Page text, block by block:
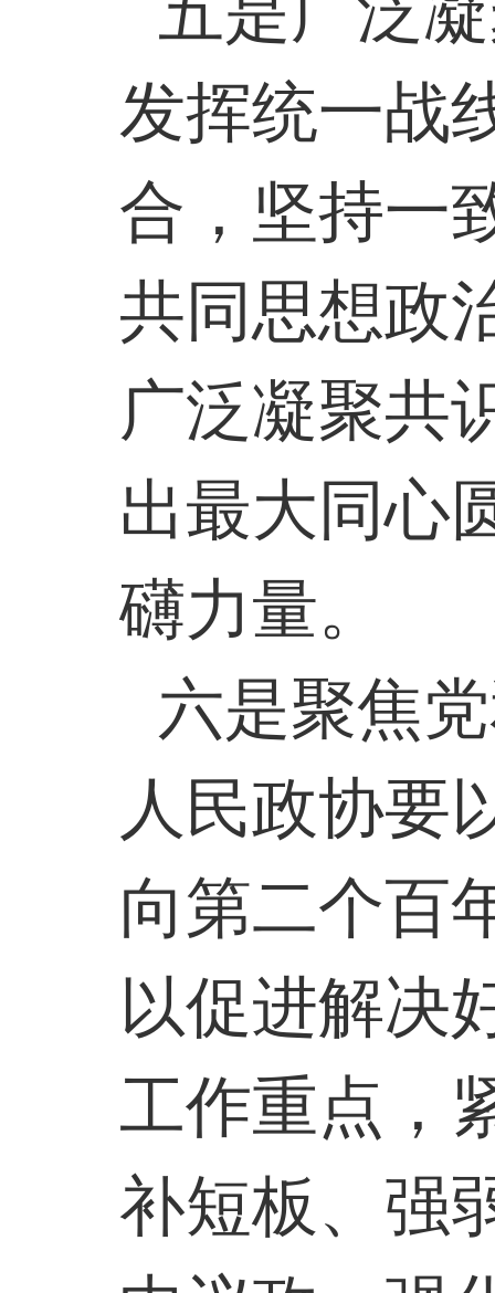
发挥统一战
合，坚持一
共同思想政
广泛凝聚共
出最大同心
礴力量。
六是聚焦
人民政协要
向第二个百
以促进解决
工作重点，
补短板、强